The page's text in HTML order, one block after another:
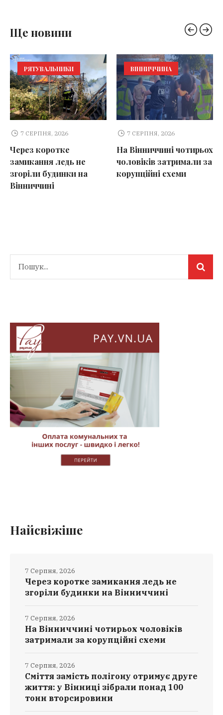
Ще новини
РЯТУВАЛЬНИКИ
7 СЕРПНЯ, 2026
Через коротке
замикання ледь не
згоріли будинки на
Вінниччині
ВІННИЧЧИНА
7 СЕРПНЯ, 2026
На Вінниччині чотирьох
чоловіків затримали за
корупційні схеми
Найсвіжіше
Через коротке замикання ледь не
згоріли будинки на Вінниччині
7 Серпня, 2026
На Вінниччині чотирьох чоловіків
затримали за корупційні схеми
7 Серпня, 2026
Сміття замість полігону отримує друге
життя: у Вінниці зібрали понад 100
тонн вторсировини
7 Серпня, 2026